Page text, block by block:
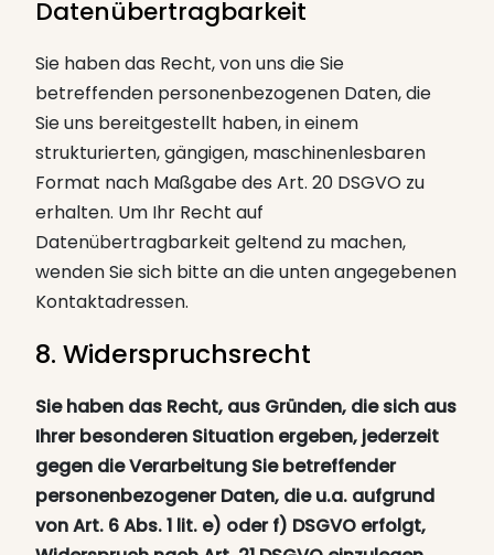
Datenübertragbarkeit
Sie haben das Recht, von uns die Sie
betreffenden personenbezogenen Daten, die
Sie uns bereitgestellt haben, in einem
strukturierten, gängigen, maschinenlesbaren
Format nach Maßgabe des Art. 20 DSGVO zu
erhalten. Um Ihr Recht auf
Datenübertragbarkeit geltend zu machen,
wenden Sie sich bitte an die unten angegebenen
Kontaktadressen.
8. Widerspruchsrecht
Sie haben das Recht, aus Gründen, die sich aus
Ihrer besonderen Situation ergeben, jederzeit
gegen die Verarbeitung Sie betreffender
personenbezogener Daten, die u.a. aufgrund
von Art. 6 Abs. 1 lit. e) oder f) DSGVO erfolgt,